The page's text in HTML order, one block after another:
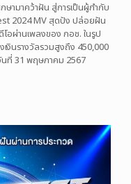
ามาคว้าฝัน สู่การเป็นผู้กำกับ
2024 MV สุดปัง ปล่อยฝัน
อผ่านเพลงของ กอช. ในรูป
งินรางวัลรวมสูงถึง 450,000
นที่ 31 พฤษภาคม 2567